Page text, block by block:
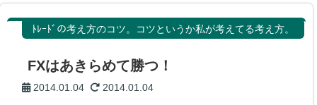
ﾄﾚｰﾄﾞの考え方のコツ。コツというか私が考えてる考え方。
FXはあきらめて勝つ！
2014.01.04 2014.01.04